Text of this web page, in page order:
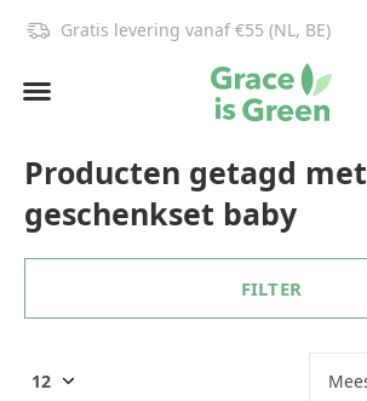
Gratis levering vanaf €55 (NL, BE)
Producten getagd met
geschenkset baby
FILTER